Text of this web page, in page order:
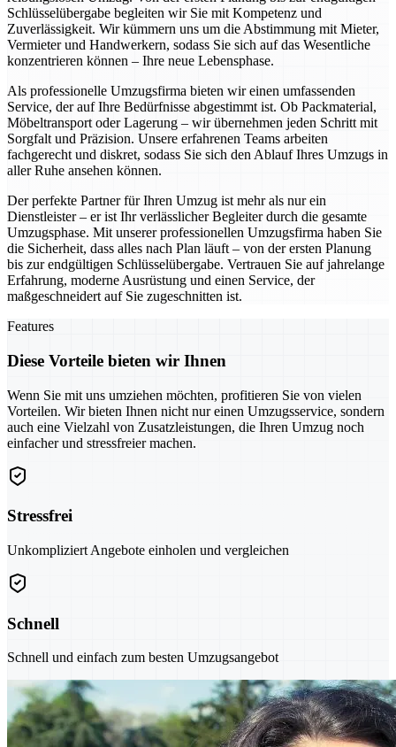
Schlüsselübergabe begleiten wir Sie mit Kompetenz und
Zuverlässigkeit. Wir kümmern uns um die Abstimmung mit Mieter,
Vermieter und Handwerkern, sodass Sie sich auf das Wesentliche
konzentrieren können – Ihre neue Lebensphase.
Als professionelle Umzugsfirma bieten wir einen umfassenden
Service, der auf Ihre Bedürfnisse abgestimmt ist. Ob Packmaterial,
Möbeltransport oder Lagerung – wir übernehmen jeden Schritt mit
Sorgfalt und Präzision. Unsere erfahrenen Teams arbeiten
fachgerecht und diskret, sodass Sie sich den Ablauf Ihres Umzugs in
aller Ruhe ansehen können.
Der perfekte Partner für Ihren Umzug ist mehr als nur ein
Dienstleister – er ist Ihr verlässlicher Begleiter durch die gesamte
Umzugsphase. Mit unserer professionellen Umzugsfirma haben Sie
die Sicherheit, dass alles nach Plan läuft – von der ersten Planung
bis zur endgültigen Schlüsselübergabe. Vertrauen Sie auf jahrelange
Erfahrung, moderne Ausrüstung und einen Service, der
maßgeschneidert auf Sie zugeschnitten ist.
Features
Diese Vorteile bieten wir Ihnen
Wenn Sie mit uns umziehen möchten, profitieren Sie von vielen
Vorteilen. Wir bieten Ihnen nicht nur einen Umzugsservice, sondern
auch eine Vielzahl von Zusatzleistungen, die Ihren Umzug noch
einfacher und stressfreier machen.
Stressfrei
Unkompliziert Angebote einholen und vergleichen
Schnell
Schnell und einfach zum besten Umzugsangebot